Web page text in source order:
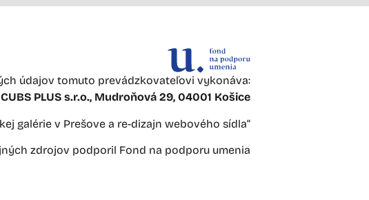
údajov tomuto prevádzkovateľovi vykonáva:
CUBS PLUS s.r.o., Mudroňová 29, 04001 Košice
galérie v Prešove a re-dizajn webového sídla“
zdrojov podporil Fond na podporu umenia